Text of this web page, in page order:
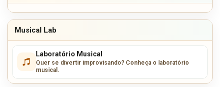
Musical Lab
Laboratório Musical
Quer se divertir improvisando? Conheça o laboratório
musical.